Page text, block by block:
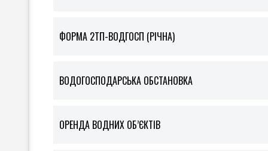
ФOРМА 2ТП-ВОДГОСП (РІЧНА)
ВОДОГОСПОДАРСЬКА ОБСТАНОВКА
ОРЕНДА ВОДНИХ ОБ’ЄКТІВ